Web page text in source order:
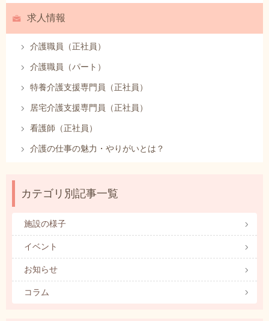
求人情報
介護職員（正社員）
介護職員（パート）
特養介護支援専門員（正社員）
居宅介護支援専門員（正社員）
看護師（正社員）
介護の仕事の魅力・やりがいとは？
カテゴリ別記事一覧
施設の様子
イベント
お知らせ
コラム